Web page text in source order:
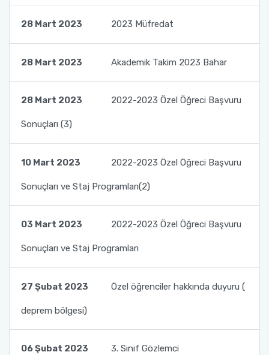
28 Mart 2023 2023 Müfredat
28 Mart 2023 Akademik Takim 2023 Bahar
28 Mart 2023 2022-2023 Özel Öğreci Başvuru
Sonuçları (3)
10 Mart 2023 2022-2023 Özel Öğreci Başvuru
Sonuçları ve Staj Programları(2)
03 Mart 2023 2022-2023 Özel Öğreci Başvuru
Sonuçları ve Staj Programları
27 Şubat 2023 Özel öğrenciler hakkında duyuru (
deprem bölgesi)
06 Şubat 2023 3. Sınıf Gözlemci
Komisyon ve Kurullar
Acil Durum Ekipleri
Basında Fakültemiz
Değerlendirme Yöntemleri
Program Tanıtım Kitapçığı
Ders Bilgi Paketleri
Yatay Geçiş
Yönetmelik ve Yönergeler
Öğrenci İletişim Formu
Danışman Gün ve Saatleri
Planlar ve Listeler
Hizmetiçi Eğitimler-Tatbikatlar
Süreç Risk Analizleri ve Aksiyon Planları
İstenmeyen Olay Bildirim Sistemi
Akdeniz Üniversitesi Kurumsal Kimlik Kılavuzu
Sağlık Bakanlığı Sağlıkta Kalite Standartları
Randevu Sistemi
Anlaşmalı Kurumlarımız